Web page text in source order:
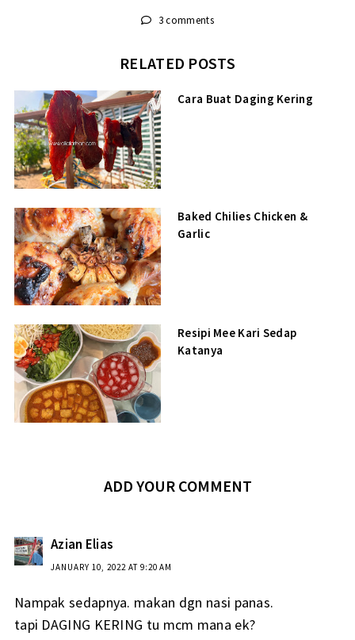
3 comments
RELATED POSTS
Cara Buat Daging Kering
Baked Chilies Chicken &
Garlic
Resipi Mee Kari Sedap
Katanya
ADD YOUR COMMENT
Azian Elias
JANUARY 10, 2022 AT 9:20 AM
Nampak sedapnya. makan dgn nasi panas.
tapi DAGING KERING tu mcm mana ek?